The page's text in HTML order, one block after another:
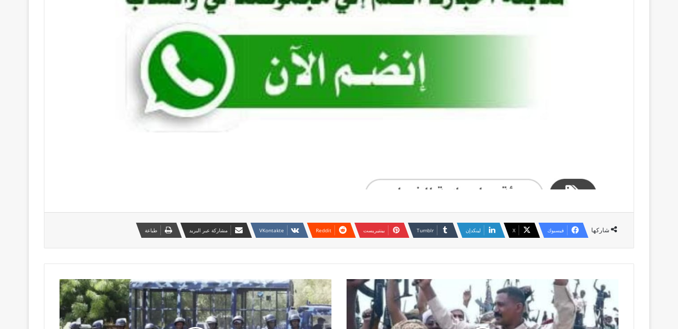
شاركها فيسبوك ‫X لينكدإن بينتيريست مشاركة عبر البريد طباعة
بينهم
كيكل
وجلحة
...
بعد
أخرجتهم
المليشيا
…